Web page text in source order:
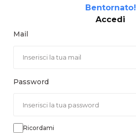
Bentornato!
Accedi
Mail
Password
Ricordami